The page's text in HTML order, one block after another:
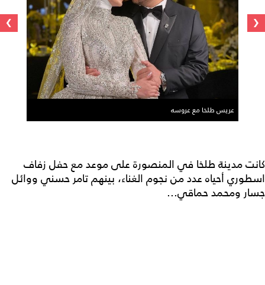
عريس طلخا مع عروسه
‹
›
كانت مدينة طلخا في المنصورة على موعد مع حفل زفاف
اسطوري أحياه عدد من نجوم الغناء، بينهم تامر حسني ووائل
جسار ومحمد حماقي...